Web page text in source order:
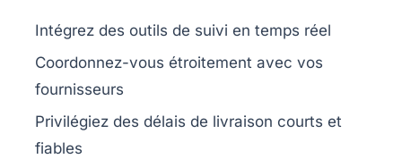
Intégrez des outils de suivi en temps réel
Coordonnez-vous étroitement avec vos
fournisseurs
Privilégiez des délais de livraison courts et
fiables